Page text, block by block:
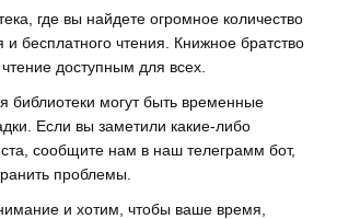
где вы найдете огромное количество
и бесплатного чтения. Книжное братство
доступным для всех.
библиотеки могут быть временные
Если вы заметили какие-либо
сообщите нам в наш телеграмм бот,
проблемы.
и хотим, чтобы ваше время,